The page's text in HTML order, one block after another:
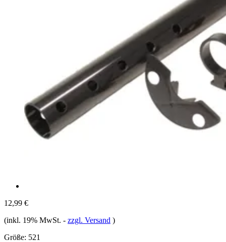
12,99 €
(inkl. 19% MwSt. - zzgl. Versand )
Größe: 521